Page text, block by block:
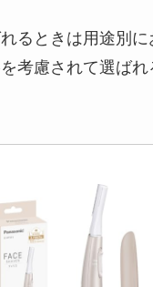
るときは用途別に
考慮されて選ば